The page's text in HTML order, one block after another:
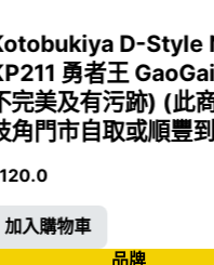
D-Style
勇者王
完美及有污跡) (此
角門市自取或順豐
加入購物車
品牌